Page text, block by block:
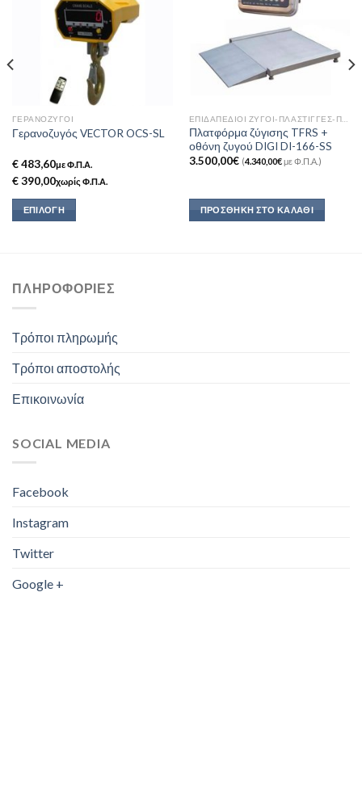
Add to
Wishlist
ΓΕΡΑΝΟΖΥΓΟΊ
Γερανοζυγός VECTOR OCS-SL
€ 483,60με Φ.Π.Α.
€ 390,00χωρίς Φ.Π.Α.
ΕΠΙΛΟΓΉ
πολλαπλές
παραλλαγές.
Οι
επιλογές
μπορούν
επιλεγούν
του
προϊόντος
Πλατφόρμα ζύγισης TFRS +
οθόνη ζυγού DIGI DI-166-SS
3.500,00€ (4.340,00€με Φ.Π.Α.)
ΠΡΟΣΘΉΚΗ ΣΤΟ ΚΑΛΆΘΙ
ΠΛΗΡΟΦΟΡΊΕΣ
Τρόποι πληρωμής
Τρόποι αποστολής
Επικοινωνία
SOCIAL MEDIA
Facebook
Instagram
Twitter
Google +